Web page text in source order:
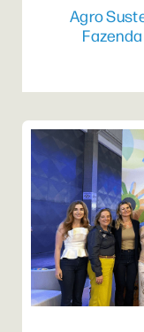
Agro